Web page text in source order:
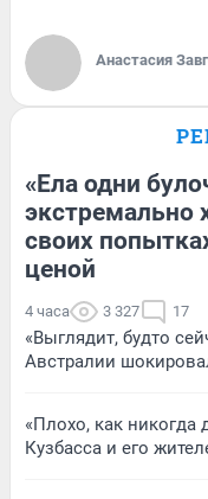
Анастасия
«Ела одни
экстремально
своих
ценой
4 часа 3 327 17
«Выглядит, будто
Австралии
«Плохо, как никогда
Кузбасса и его